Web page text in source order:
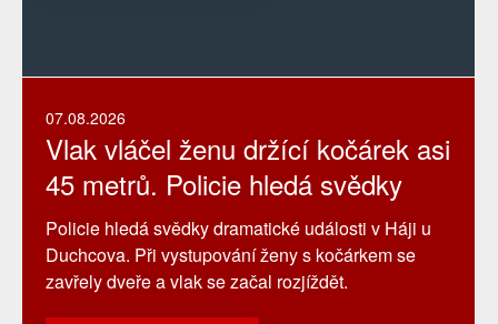
07.08.2026
Vlak vláčel ženu držící kočárek asi
45 metrů. Policie hledá svědky
Policie hledá svědky dramatické události v Háji u
Duchcova. Při vystupování ženy s kočárkem se
zavřely dveře a vlak se začal rozjíždět.